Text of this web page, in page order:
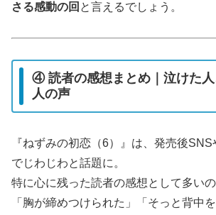
さる感動の回 と言えるでしょう。
④ 読者の感想まとめ｜泣けた
人の声
『ねずみの初恋（6）』は、発売後
でじわじわと話題に。
特に心に残った読者の感想として多いの
「胸が締めつけられた」「そっと背中